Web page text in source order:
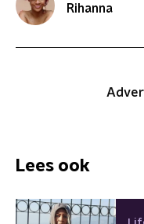
Rihanna
Lees ook